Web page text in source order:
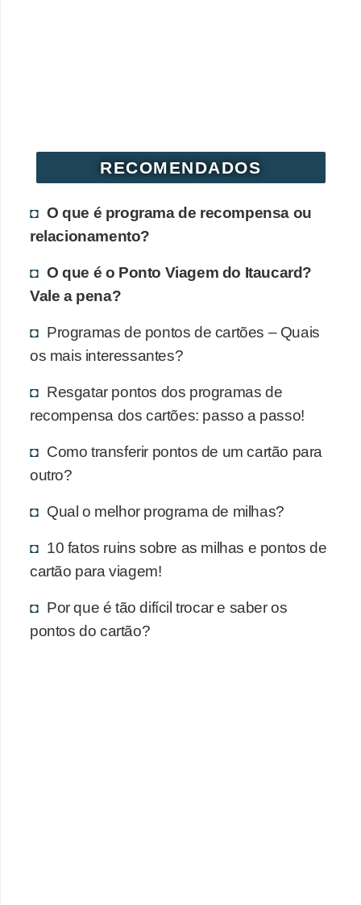
RECOMENDADOS
O que é programa de recompensa ou
relacionamento?
O que é o Ponto Viagem do Itaucard?
Vale a pena?
Programas de pontos de cartões – Quais
os mais interessantes?
Resgatar pontos dos programas de
recompensa dos cartões: passo a passo!
Como transferir pontos de um cartão para
outro?
Qual o melhor programa de milhas?
10 fatos ruins sobre as milhas e pontos de
cartão para viagem!
Por que é tão difícil trocar e saber os
pontos do cartão?